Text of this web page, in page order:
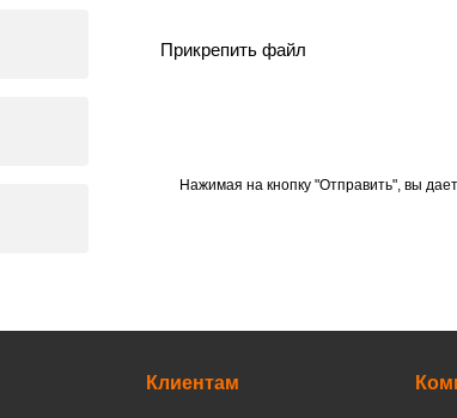
Прикрепить файл
Нажимая на кнопку "Отправить", вы
Клиентам